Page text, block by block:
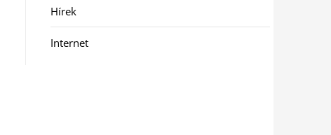
Hírek
Internet